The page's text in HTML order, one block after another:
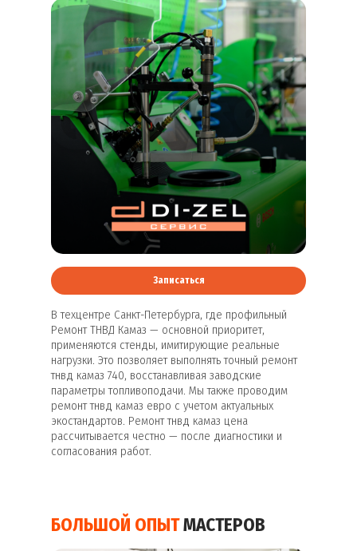
В техцентре Санкт-Петербурга, где профильный
Ремонт ТНВД Камаз — основной приоритет,
применяются стенды, имитирующие реальные
нагрузки. Это позволяет выполнять точный ремонт
тнвд камаз 740, восстанавливая заводские
параметры топливоподачи. Мы также проводим
ремонт тнвд камаз евро с учетом актуальных
экостандартов. Ремонт тнвд камаз цена
рассчитывается честно — после диагностики и
согласования работ.
Записаться
БОЛЬШОЙ ОПЫТМАСТЕРОВ